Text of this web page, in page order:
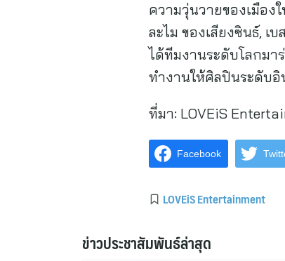
ความวุ่นวายของเมือ
ละไม ของเสียงซินธ์, เ
ได้ทีมงานระดับโลกมา
ทำงานให้ศิลปินระดับอิ
ที่มา: LOVEiS
Facebook
LOVEiS Entertainment
ข่าวประชาสัมพันธ์ล่าสุด